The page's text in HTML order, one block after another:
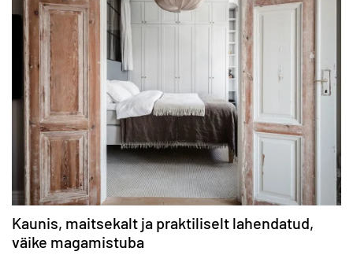
Kaunis, maitsekalt ja praktiliselt lahendatud,
väike magamistuba